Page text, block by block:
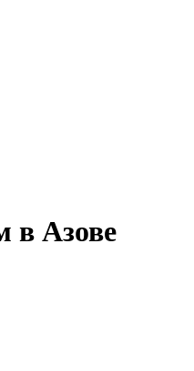
в Азове